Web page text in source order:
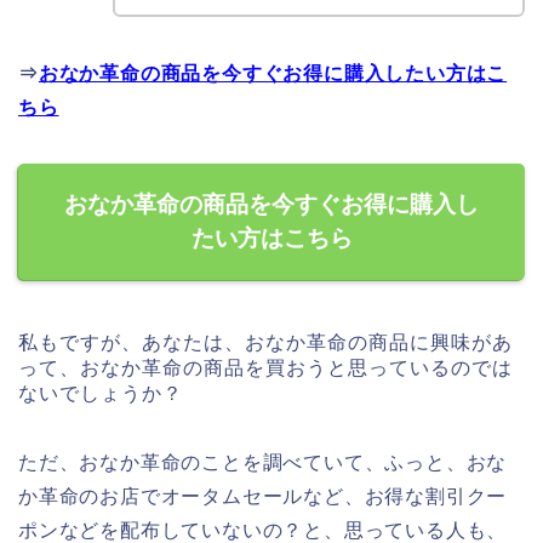
⇒おなか革命の商品を今すぐお得に購入したい方はこ
ちら
おなか革命の商品を今すぐお得に購入し
たい方はこちら
私もですが、あなたは、おなか革命の商品に興味があ
って、おなか革命の商品を買おうと思っているのでは
ないでしょうか？
ただ、おなか革命のことを調べていて、ふっと、おな
か革命のお店でオータムセールなど、お得な割引クー
ポンなどを配布していないの？と、思っている人も、